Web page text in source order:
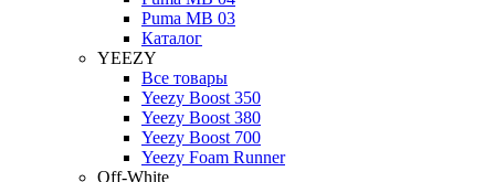
Puma MB 03
Каталог
YEEZY
Все товары
Yeezy Boost 350
Yeezy Boost 380
Yeezy Boost 700
Yeezy Foam Runner
Off-White